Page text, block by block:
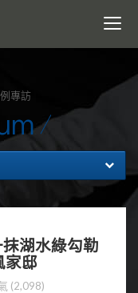
Toggle
專訪
抹湖水綠勾勒
家邸
(2,098)